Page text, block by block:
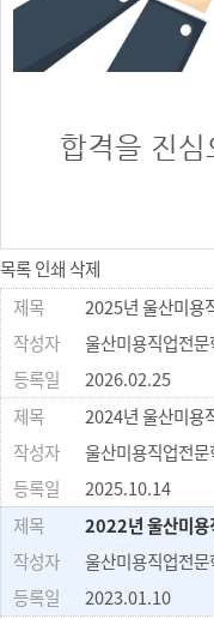
합격을 진
목록인쇄 삭제
2025년 울산미용
울산미용직업전
2026.02.25
2024년 울산미용
울산미용직업전
2025.10.14
2022년 울산미용
울산미용직업전
2023.01.10